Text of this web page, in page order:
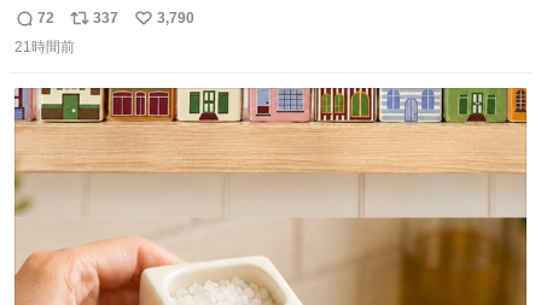
返
信
72
リ
ポ
ト
数
337
い
数
3,790
21時間前